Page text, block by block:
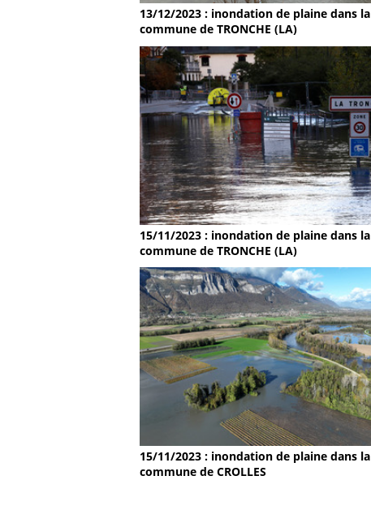
13/12/2023 : inondation de plaine dans la
commune de TRONCHE (LA)
15/11/2023 : inondation de plaine dans la
commune de TRONCHE (LA)
15/11/2023 : inondation de plaine dans la
commune de CROLLES